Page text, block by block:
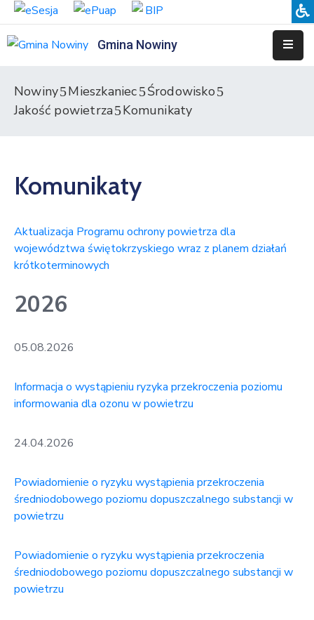
Gmina Nowiny
Przedszkole
Szkoła
Nowinach
Zespół
Integracyjnych
Kowali
Placówek
Oświatowych
Bolechowicach
Nowiny Mieszkaniec
Środowisko
Jakość powietrza
Komunikaty
Komunikaty
Aktualizacja Programu ochrony powietrza dla
województwa świętokrzyskiego wraz z planem działań
krótkoterminowych
2026
05.08.2026
Informacja o wystąpieniu ryzyka przekroczenia poziomu
informowania dla ozonu w powietrzu
24.04.2026
Powiadomienie o ryzyku wystąpienia przekroczenia
średniodobowego poziomu dopuszczalnego substancji w
powietrzu
Powiadomienie o ryzyku wystąpienia przekroczenia
średniodobowego poziomu dopuszczalnego substancji w
powietrzu